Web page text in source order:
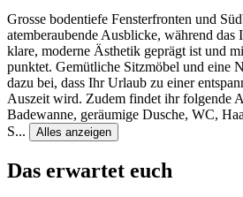
Grosse bodentiefe Fensterfronten und
atemberaubende Ausblicke, während das
klare, moderne Ästhetik geprägt ist und
punktet. Gemütliche Sitzmöbel und eine
dazu bei, dass Ihr Urlaub zu einer
Auszeit wird. Zudem findet ihr folgende
Badewanne, geräumige Dusche, WC,
S... Alles anzeigen
Das erwartet euch